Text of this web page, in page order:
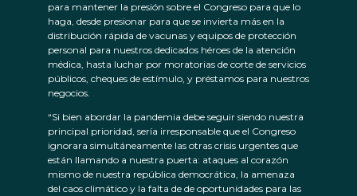
para mantener la presión sobre el Congreso para que lo
haga, desde presionar para que se invierta más en la
distribución rápida de vacunas y equipos de protección
personal para nuestros dedicados héroes de la atención
médica, hasta luchar por moratorias de corte de servicios
públicos, cheques de estímulo, y préstamos para nuestros
negocios.
“Si bien abordar la pandemia debe seguir siendo nuestra
principal prioridad, sería irresponsable que el Congreso
ignorara simultáneamente las otras crisis urgentes que
están llamando a nuestra puerta: ataques al corazón
mismo de nuestra república democrática, la amenaza
del caos climático y la falta de de oportunidades para las